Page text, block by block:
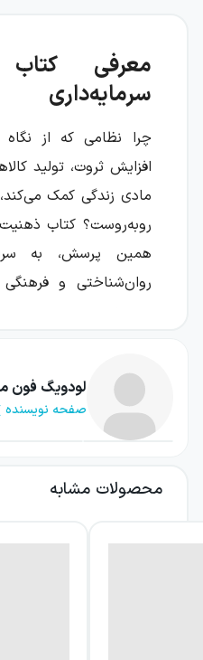
معرفی
سرمایه‌داری
چرا نظامی که از
افزایش ثروت، تولید
مادی زندگی کمک می‌کند،
روبه‌روست؟ کتاب
همین پرسش، به
روان‌شناختی و
دفاع نمی‌کند؛ او
از روشنفکران،
نظام سر ناسازگاری
فرهنگی است و خواننده
لودویگ فون
صفحه نویسنده
محصولات مشابه